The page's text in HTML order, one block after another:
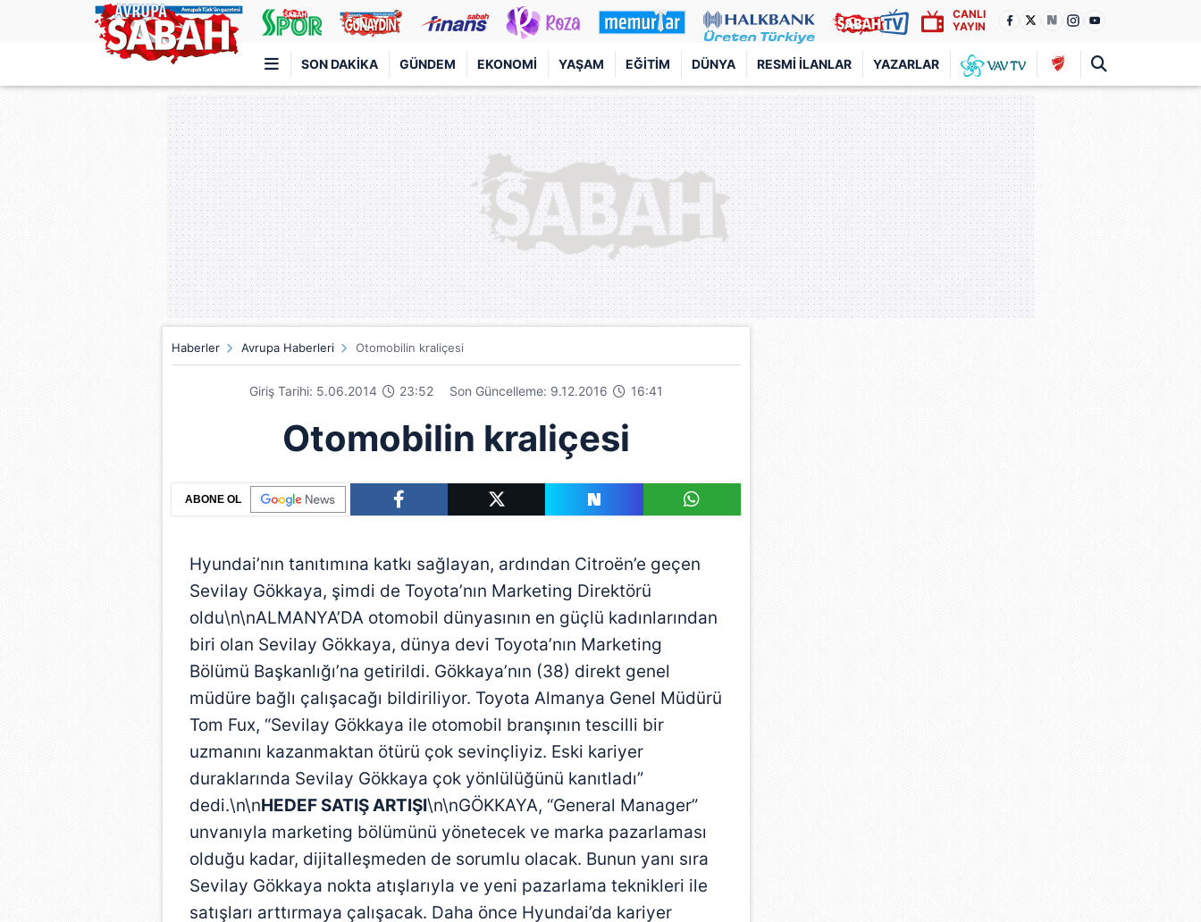
CANLI
YAYIN
SON DAKIKA GÜNDEM EKONOMI YAŞAM EĞITIM DÜNYA RESMI İLANLAR YAZARLAR
Türkiye'nin en iyi haber sitesi
Haberler Avrupa Haberleri Otomobilin kraliçesi
Giriş Tarihi: 5.06.2014 23:52 Son Güncelleme: 9.12.2016 16:41
Otomobilin kraliçesi
ABONE OL
Hyundai’nın tanıtımına katkı sağlayan, ardından Citroën’e geçen
Sevilay Gökkaya, şimdi de Toyota’nın Marketing Direktörü
oldu\n\nALMANYA’DA otomobil dünyasının en güçlü kadınlarından
biri olan Sevilay Gökkaya, dünya devi Toyota’nın Marketing
Bölümü Başkanlığı’na getirildi. Gökkaya’nın (38) direkt genel
müdüre bağlı çalışacağı bildiriliyor. Toyota Almanya Genel Müdürü
Tom Fux, “Sevilay Gökkaya ile otomobil branşının tescilli bir
uzmanını kazanmaktan ötürü çok sevinçliyiz. Eski kariyer
duraklarında Sevilay Gökkaya çok yönlülüğünü kanıtladı”
dedi.\n\nHEDEF SATIŞ ARTIŞI\n\nGÖKKAYA, “General Manager”
unvanıyla marketing bölümünü yönetecek ve marka pazarlaması
olduğu kadar, dijitalleşmeden de sorumlu olacak. Bunun yanı sıra
Sevilay Gökkaya nokta atışlarıyla ve yeni pazarlama teknikleri ile
satışları arttırmaya çalışacak. Daha önce Hyundai’da kariyer